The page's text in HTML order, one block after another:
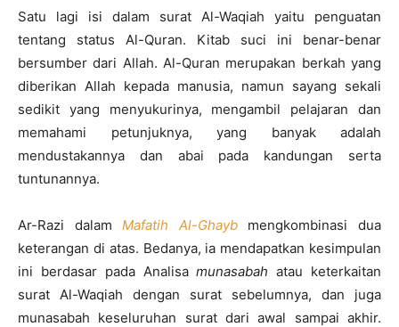
Satu lagi isi dalam surat Al-Waqiah yaitu penguatan
tentang status Al-Quran. Kitab suci ini benar-benar
bersumber dari Allah. Al-Quran merupakan berkah yang
diberikan Allah kepada manusia, namun sayang sekali
sedikit yang menyukurinya, mengambil pelajaran dan
memahami petunjuknya, yang banyak adalah
mendustakannya dan abai pada kandungan serta
tuntunannya.
Ar-Razi dalamMafatih Al-Ghaybmengkombinasi dua
keterangan di atas. Bedanya, ia mendapatkan kesimpulan
ini berdasar pada Analisamunasabah atau keterkaitan
surat Al-Waqiah dengan surat sebelumnya, dan juga
munasabah keseluruhan surat dari awal sampai akhir.